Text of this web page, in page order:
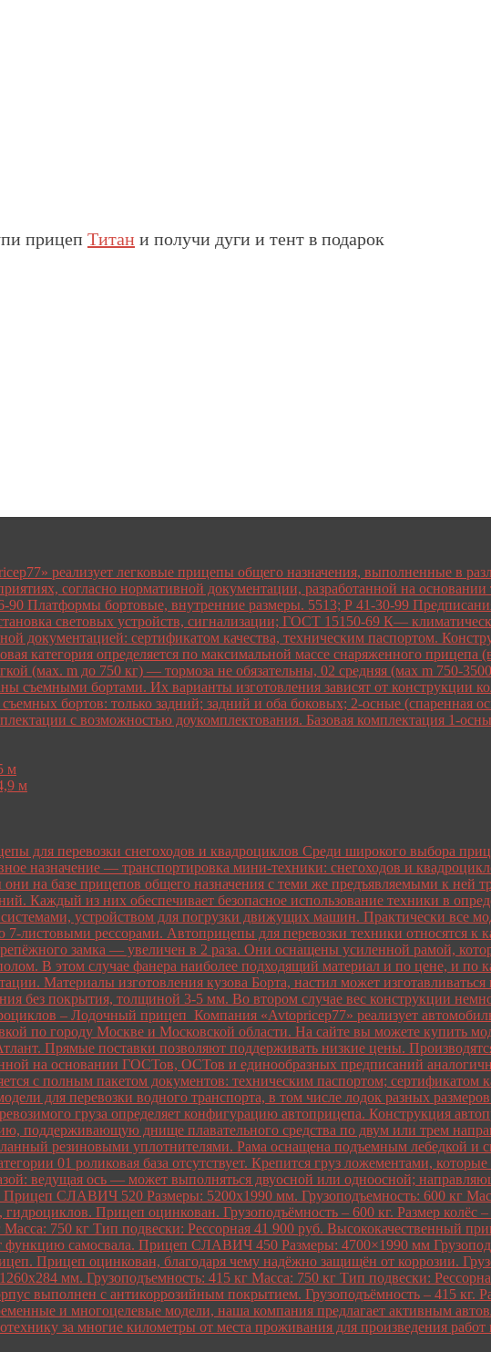
прицеп Титан и получи дуги и тент в подарок
реализует легковые прицепы общего назначения, выполненные в
согласно нормативной документации, разработанной на
90 Платформы бортовые, внутренние размеры. 5513; Р 41-30-99
световых устройств, сигнализации; ГОСТ 15150-69 К—
документацией: сертификатом качества, техническим паспортом.
категория определяется по максимальной массе снаряженного
(мах. m до 750 кг) — тормоза не обязательны, 02 средняя (мах m 750-
съемными бортами. Их варианты изготовления зависят от конструкции
съемных бортов: только задний; задний и оба боковых; 2-осные
с возможностью доукомплектования. Базовая комплектация 1-
м
м
для перевозки снегоходов и квадроциклов Среди широкого выбора
назначение — транспортировка мини-техники: снегоходов и
они на базе прицепов общего назначения с теми же предъявляемыми к
Каждый из них обеспечивает безопасное использование техники в
устройством для погрузки движущих машин. Практически все
7-листовыми рессорами. Автоприцепы для перевозки техники относятся
замка — увеличен в 2 раза. Они оснащены усиленной рамой,
В этом случае фанера наиболее подходящий материал и по цене, и по
Материалы изготовления кузова Борта, настил может
без покрытия, толщиной 3-5 мм. Во втором случае вес конструкции
– Лодочный прицеп Компания «Avtopricep77» реализует
по городу Москве и Московской области. На сайте вы можете купить
Прямые поставки позволяют поддерживать низкие цены.
на основании ГОСТов, ОСТов и единообразных предписаний
с полным пакетом документов: техническим паспортом; сертификатом
для перевозки водного транспорта, в том числе лодок разных
груза определяет конфигурацию автоприцепа. Конструкция
поддерживающую днище плавательного средства по двум или трем
резиновыми уплотнителями. Рама оснащена подъемным лебедкой и
01 роликовая база отсутствует. Крепится груз ложементами,
ведущая ось — может выполняться двуосной или одноосной;
СЛАВИЧ 520 Размеры: 5200х1990 мм. Грузоподъемность: 600 кг
гидроциклов. Прицеп оцинкован. Грузоподъёмность – 600 кг. Размер
Масса: 750 кг Тип подвески: Рессорная 41 900 руб. Высококачественный
самосвала. Прицеп СЛАВИЧ 450 Размеры: 4700×1990 мм
Прицеп оцинкован, благодаря чему надёжно защищён от коррозии.
мм. Грузоподъемность: 415 кг Масса: 750 кг Тип подвески:
выполнен с антикоррозийным покрытием. Грузоподъёмность –
и многоцелевые модели, наша компания предлагает активным
за многие километры от места проживания для произведения